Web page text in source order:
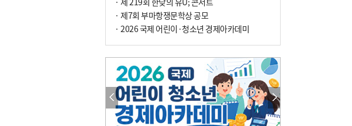
· 제7회 부마항쟁문학상 공모
· 2026 국제 어린이·청소년 경제아카데미